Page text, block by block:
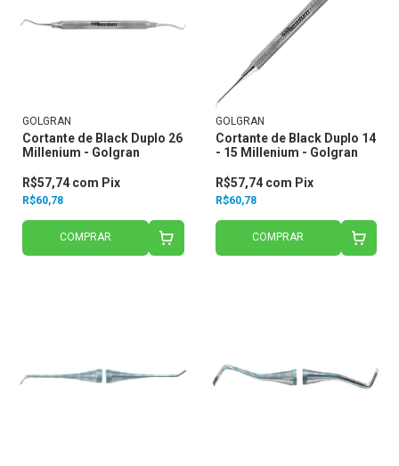
GOLGRAN
Cortante de Black Duplo 26
Millenium - Golgran
R$60,78
R$57,74 com Pix
COMPRAR
GOLGRAN
Cortante de Black Duplo 14
- 15 Millenium - Golgran
R$60,78
R$57,74 com Pix
COMPRAR